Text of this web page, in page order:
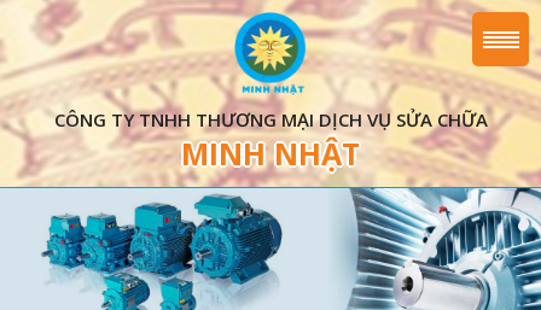
CÔNG TY TNHH THƯƠNG MẠI DỊCH VỤ SỬA CHỮA
MINH NHẬT